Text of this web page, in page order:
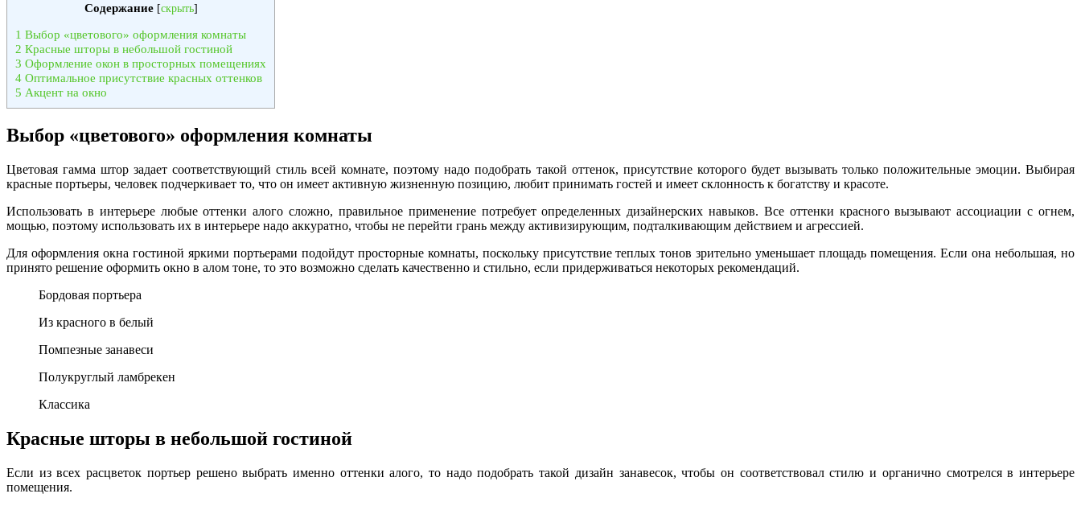
Содержание [скрыть]
1 Выбор «цветового» оформления комнаты
2 Красные шторы в небольшой гостиной
3 Оформление окон в просторных помещениях
4 Оптимальное присутствие красных оттенков
5 Акцент на окно
Выбор «цветового» оформления комнаты
Цветовая гамма штор задает соответствующий стиль всей комнате, поэтому надо подобрать такой оттенок, присутствие которого будет вызывать только положительные эмоции. Выбирая
красные портьеры, человек подчеркивает то, что он имеет активную жизненную позицию, любит принимать гостей и имеет склонность к богатству и красоте.
Использовать в интерьере любые оттенки алого сложно, правильное применение потребует определенных дизайнерских навыков. Все оттенки красного вызывают ассоциации с огнем,
мощью, поэтому использовать их в интерьере надо аккуратно, чтобы не перейти грань между активизирующим, подталкивающим действием и агрессией.
Для оформления окна гостиной яркими портьерами подойдут просторные комнаты, поскольку присутствие теплых тонов зрительно уменьшает площадь помещения. Если она небольшая, но
принято решение оформить окно в алом тоне, то это возможно сделать качественно и стильно, если придерживаться некоторых рекомендаций.
Бордовая портьера
Из красного в белый
Помпезные занавеси
Полукруглый ламбрекен
Классика
Красные шторы в небольшой гостиной
Если из всех расцветок портьер решено выбрать именно оттенки алого, то надо подобрать такой дизайн занавесок, чтобы он соответствовал стилю и органично смотрелся в интерьере
помещения.